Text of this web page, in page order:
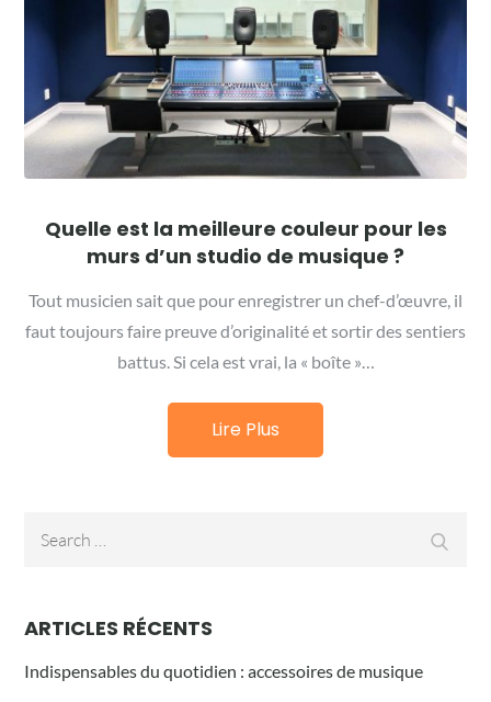
Quelle est la meilleure couleur pour les
murs d’un studio de musique ?
Tout musicien sait que pour enregistrer un chef-d’œuvre, il
faut toujours faire preuve d’originalité et sortir des sentiers
battus. Si cela est vrai, la « boîte »…
Lire Plus
ARTICLES RÉCENTS
Indispensables du quotidien : accessoires de musique